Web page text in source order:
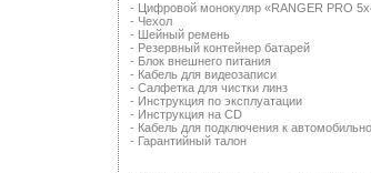
- Цифровой монокуляр «RANGER PRO
- Чехол
- Шейный ремень
- Резервный контейнер батарей
- Блок внешнего питания
- Кабель для видеозаписи
- Салфетка для чистки линз
- Инструкция по эксплуатации
- Инструкция на CD
- Кабель для подключения к
- Гарантийный талон